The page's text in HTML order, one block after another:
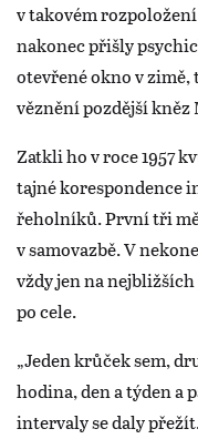
v takovém
nakonec přišly
otevřené okno v zimě,
věznění pozdější
Zatkli ho v roce 1957
tajné korespondence
řeholníků. První tři
v samovazbě. V
vždy jen na
po cele.
„Jeden krůček sem,
hodina, den a týden a
intervaly se daly